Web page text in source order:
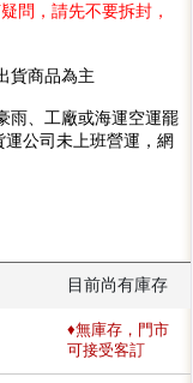
問，請先不要拆封，
貨商品為主
雨、工廠或海運空運罷
公司未上班營運，網
目前尚有庫存
♦無庫存，門市
可接受客訂